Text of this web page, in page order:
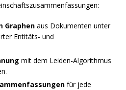
Graphen aus Dokumenten unter
Entitäts- und
mit dem Leiden-Algorithmus
für jede